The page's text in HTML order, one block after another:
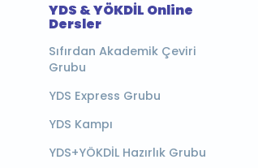
YDS & YÖKDİL Online
Dersler
Sıfırdan Akademik Çeviri
Grubu
YDS Express Grubu
YDS Kampı
YDS+YÖKDİL Hazırlık Grubu